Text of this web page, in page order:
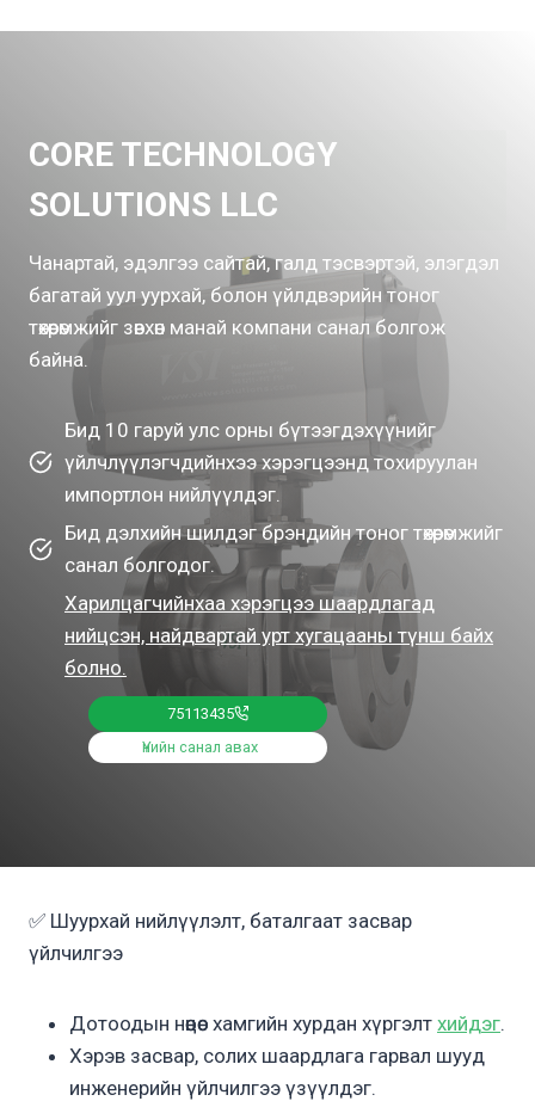
CORE TECHNOLOGY
SOLUTIONS LLC
Чанартай, эдэлгээ сайтай, галд тэсвэртэй, элэгдэл
багатай уул уурхай, болон үйлдвэрийн тоног
төхөөрөмжийг зөвхөн манай компани санал болгож
байна.
Бид 10 гаруй улс орны бүтээгдэхүүнийг
үйлчлүүлэгчдийнхээ хэрэгцээнд тохируулан
импортлон нийлүүлдэг.
Бид дэлхийн шилдэг брэндийн тоног төхөөрөмжийг
санал болгодог.
Харилцагчийнхаа хэрэгцээ шаардлагад
нийцсэн, найдвартай урт хугацааны түнш байх
болно.
75113435
Үнийн санал авах
✅ Шуурхай нийлүүлэлт, баталгаат засвар
үйлчилгээ
Дотоодын нөөцөөс хамгийн хурдан хүргэлт хийдэг.
Хэрэв засвар, солих шаардлага гарвал шууд
инженерийн үйлчилгээ үзүүлдэг.